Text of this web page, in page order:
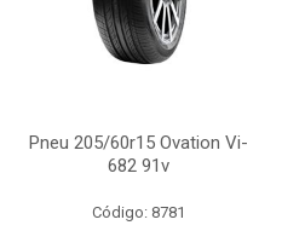
Pneu 205/60r15 Ovation Vi-
682 91v
Código: 8781